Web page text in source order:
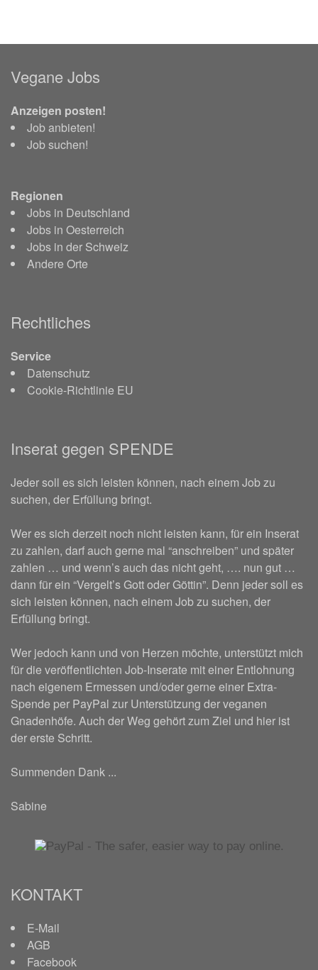
Vegane Jobs
Anzeigen posten!
Job anbieten!
Job suchen!
Regionen
Jobs in Deutschland
Jobs in Oesterreich
Jobs in der Schweiz
Andere Orte
Rechtliches
Service
Datenschutz
Cookie-Richtlinie EU
Inserat gegen SPENDE
Jeder soll es sich leisten können, nach einem Job zu
suchen, der Erfüllung bringt.
Wer es sich derzeit noch nicht leisten kann, für ein Inserat
zu zahlen, darf auch gerne mal “anschreiben” und später
zahlen … und wenn’s auch das nicht geht, …. nun gut …
dann für ein “Vergelt’s Gott oder Göttin”. Denn jeder soll es
sich leisten können, nach einem Job zu suchen, der
Erfüllung bringt.
Wer jedoch kann und von Herzen möchte, unterstützt mich
für die veröffentlichten Job-Inserate mit einer Entlohnung
nach eigenem Ermessen und/oder gerne einer Extra-
Spende per PayPal zur Unterstützung der veganen
Gnadenhöfe. Auch der Weg gehört zum Ziel und hier ist
der erste Schritt.
Summenden Dank ...
Sabine
KONTAKT
E-Mail
AGB
Facebook